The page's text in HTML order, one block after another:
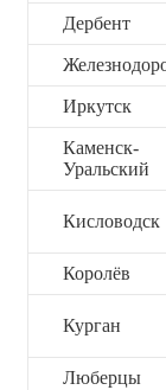
Дербент
Иркутск
Каменск-
Уральский
Кисловодск
Королёв
Курган
Люберцы